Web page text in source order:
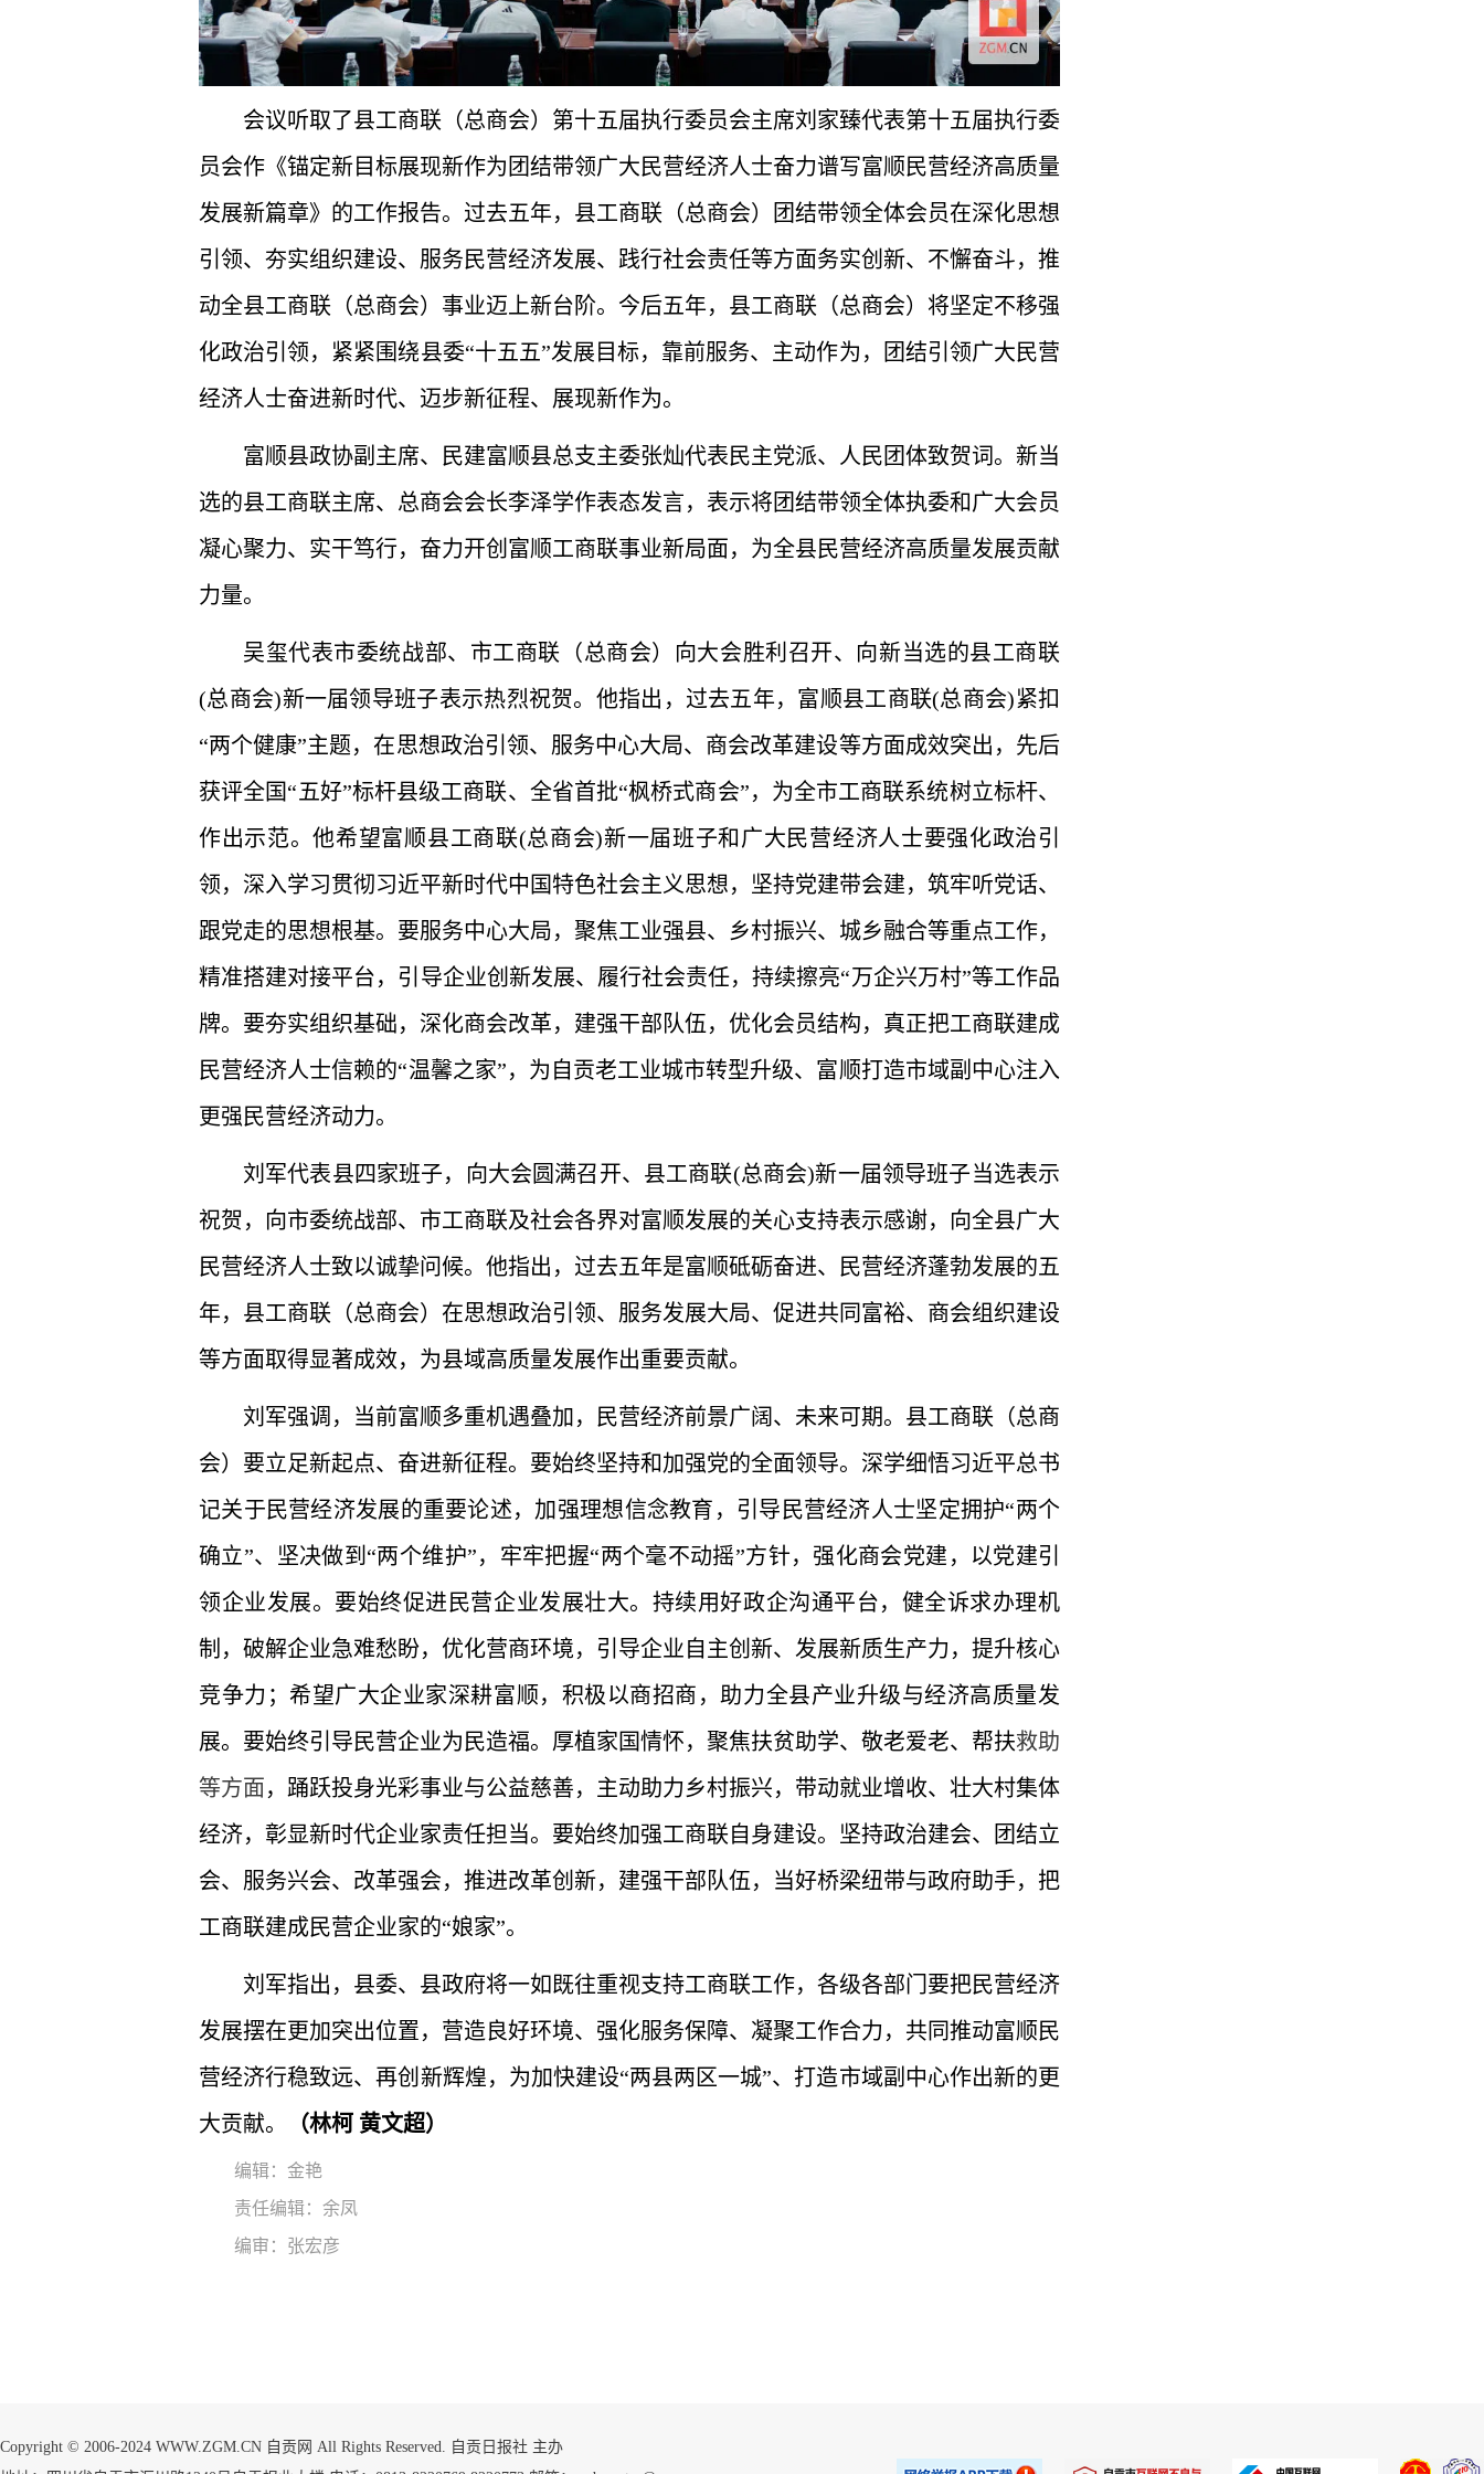
会议听取了县工商联（总商会）第十五届执行委员会主席刘家臻代表第十五届执行委
员会作《锚定新目标展现新作为团结带领广大民营经济人士奋力谱写富顺民营经济高质量
发展新篇章》的工作报告。过去五年，县工商联（总商会）团结带领全体会员在深化思想
引领、夯实组织建设、服务民营经济发展、践行社会责任等方面务实创新、不懈奋斗，推
动全县工商联（总商会）事业迈上新台阶。今后五年，县工商联（总商会）将坚定不移强
化政治引领，紧紧围绕县委“十五五”发展目标，靠前服务、主动作为，团结引领广大民营
经济人士奋进新时代、迈步新征程、展现新作为。
富顺县政协副主席、民建富顺县总支主委张灿代表民主党派、人民团体致贺词。新当
选的县工商联主席、总商会会长李泽学作表态发言，表示将团结带领全体执委和广大会员
凝心聚力、实干笃行，奋力开创富顺工商联事业新局面，为全县民营经济高质量发展贡献
力量。
吴玺代表市委统战部、市工商联（总商会）向大会胜利召开、向新当选的县工商联
(总商会)新一届领导班子表示热烈祝贺。他指出，过去五年，富顺县工商联(总商会)紧扣
“两个健康”主题，在思想政治引领、服务中心大局、商会改革建设等方面成效突出，先后
获评全国“五好”标杆县级工商联、全省首批“枫桥式商会”，为全市工商联系统树立标杆、
作出示范。他希望富顺县工商联(总商会)新一届班子和广大民营经济人士要强化政治引
领，深入学习贯彻习近平新时代中国特色社会主义思想，坚持党建带会建，筑牢听党话、
跟党走的思想根基。要服务中心大局，聚焦工业强县、乡村振兴、城乡融合等重点工作，
精准搭建对接平台，引导企业创新发展、履行社会责任，持续擦亮“万企兴万村”等工作品
牌。要夯实组织基础，深化商会改革，建强干部队伍，优化会员结构，真正把工商联建成
民营经济人士信赖的“温馨之家”，为自贡老工业城市转型升级、富顺打造市域副中心注入
更强民营经济动力。
刘军代表县四家班子，向大会圆满召开、县工商联(总商会)新一届领导班子当选表示
祝贺，向市委统战部、市工商联及社会各界对富顺发展的关心支持表示感谢，向全县广大
民营经济人士致以诚挚问候。他指出，过去五年是富顺砥砺奋进、民营经济蓬勃发展的五
年，县工商联（总商会）在思想政治引领、服务发展大局、促进共同富裕、商会组织建设
等方面取得显著成效，为县域高质量发展作出重要贡献。
刘军强调，当前富顺多重机遇叠加，民营经济前景广阔、未来可期。县工商联（总商
会）要立足新起点、奋进新征程。要始终坚持和加强党的全面领导。深学细悟习近平总书
记关于民营经济发展的重要论述，加强理想信念教育，引导民营经济人士坚定拥护“两个
确立”、坚决做到“两个维护”，牢牢把握“两个毫不动摇”方针，强化商会党建，以党建引
领企业发展。要始终促进民营企业发展壮大。持续用好政企沟通平台，健全诉求办理机
制，破解企业急难愁盼，优化营商环境，引导企业自主创新、发展新质生产力，提升核心
竞争力；希望广大企业家深耕富顺，积极以商招商，助力全县产业升级与经济高质量发
展。要始终引导民营企业为民造福。厚植家国情怀，聚焦扶贫助学、敬老爱老、帮扶救助
等方面 ，踊跃投身光彩事业与公益慈善，主动助力乡村振兴，带动就业增收、壮大村集体
经济，彰显新时代企业家责任担当。要始终加强工商联自身建设。坚持政治建会、团结立
会、服务兴会、改革强会，推进改革创新，建强干部队伍，当好桥梁纽带与政府助手，把
工商联建成民营企业家的“娘家”。
刘军指出，县委、县政府将一如既往重视支持工商联工作，各级各部门要把民营经济
发展摆在更加突出位置，营造良好环境、强化服务保障、凝聚工作合力，共同推动富顺民
营经济行稳致远、再创新辉煌，为加快建设“两县两区一城”、打造市域副中心作出新的更
大贡献。
（林柯 黄文超）
编辑：金艳
责任编辑：余凤
编审：张宏彦
Copyright © 2006-2024 WWW.ZGM.CN 自贡网 All Rights Reserved. 自贡日报社 主办